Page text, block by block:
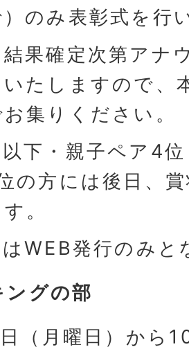
のみ表彰式を行
結果確定次第アナ
たしますので、
お集りください。
下・親子ペア4
の方には後日、
。
WEB発行のみと
グの部
（月曜日）から